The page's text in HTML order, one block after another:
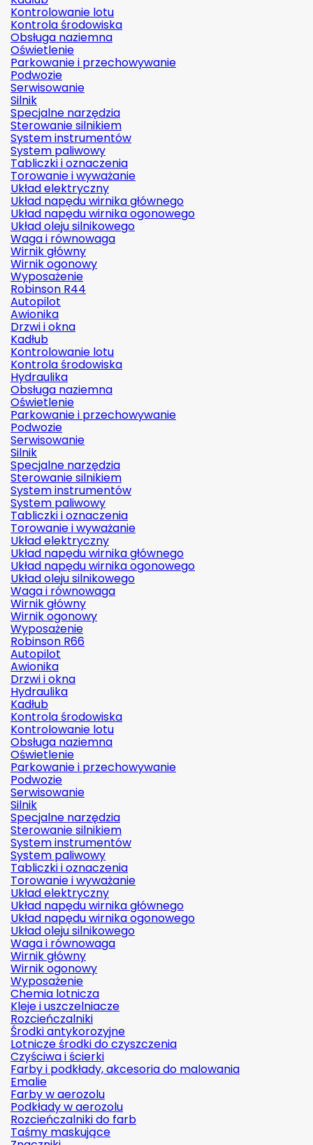
Kontrolowanie lotu
Kontrola środowiska
Obsługa naziemna
Oświetlenie
Parkowanie i przechowywanie
Podwozie
Serwisowanie
Silnik
Specjalne narzędzia
Sterowanie silnikiem
System instrumentów
System paliwowy
Tabliczki i oznaczenia
Torowanie i wyważanie
Układ elektryczny
Układ napędu wirnika głównego
Układ napędu wirnika ogonowego
Układ oleju silnikowego
Waga i równowaga
Wirnik główny
Wirnik ogonowy
Wyposażenie
Robinson R44
Autopilot
Awionika
Drzwi i okna
Kadłub
Kontrolowanie lotu
Kontrola środowiska
Hydraulika
Obsługa naziemna
Oświetlenie
Parkowanie i przechowywanie
Podwozie
Serwisowanie
Silnik
Specjalne narzędzia
Sterowanie silnikiem
System instrumentów
System paliwowy
Tabliczki i oznaczenia
Torowanie i wyważanie
Układ elektryczny
Układ napędu wirnika głównego
Układ napędu wirnika ogonowego
Układ oleju silnikowego
Waga i równowaga
Wirnik główny
Wirnik ogonowy
Wyposażenie
Robinson R66
Autopilot
Awionika
Drzwi i okna
Hydraulika
Kadłub
Kontrola środowiska
Kontrolowanie lotu
Obsługa naziemna
Oświetlenie
Parkowanie i przechowywanie
Podwozie
Serwisowanie
Silnik
Specjalne narzędzia
Sterowanie silnikiem
System instrumentów
System paliwowy
Tabliczki i oznaczenia
Torowanie i wyważanie
Układ elektryczny
Układ napędu wirnika głównego
Układ napędu wirnika ogonowego
Układ oleju silnikowego
Waga i równowaga
Wirnik główny
Wirnik ogonowy
Wyposażenie
Chemia lotnicza
Kleje i uszczelniacze
Rozcieńczalniki
Środki antykorozyjne
Lotnicze środki do czyszczenia
Czyściwa i ścierki
Farby i podkłady, akcesoria do malowania
Emalie
Farby w aerozolu
Podkłady w aerozolu
Rozcieńczalniki do farb
Taśmy maskujące